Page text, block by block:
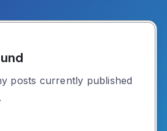
posts currently published